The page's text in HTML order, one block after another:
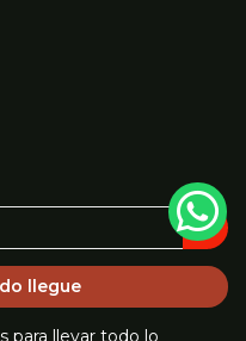
llegue
para llevar todo lo